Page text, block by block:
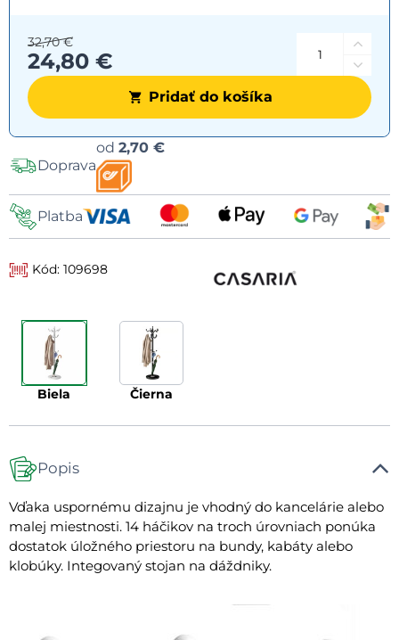
24,80 €
32,70 €
Pridať do košíka
Doprava
od 2,70 €
Platba
Kód: 109698
biela čierna
Popis
Vďaka uspornému dizajnu je vhodný do kancelárie alebo
malej miestnosti. 14 háčikov na troch úrovniach ponúka
dostatok úložného priestoru na bundy, kabáty alebo
klobúky. Integovaný stojan na dáždniky.